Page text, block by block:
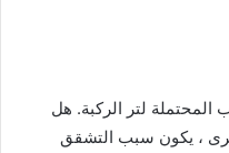
المحتملة لتر الركبة. هل
، يكون سبب التشقق